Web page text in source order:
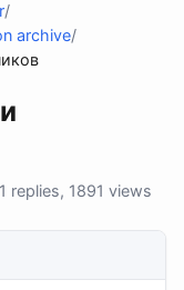
/
archive/
replies, 1891 views